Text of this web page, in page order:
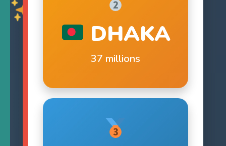
DHAKA
37 millions